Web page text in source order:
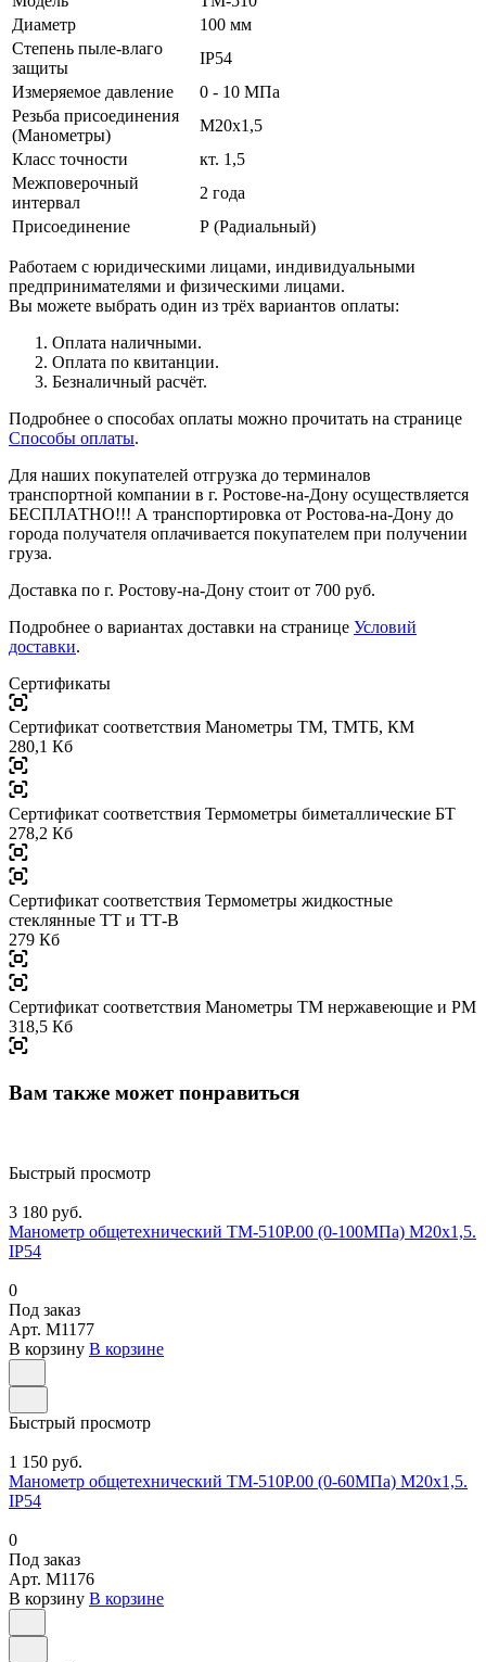
Диаметр
100 мм
Степень пыле-влаго
защиты
IP54
Измеряемое давление
0 - 10 МПа
Резьба присоединения
(Манометры)
М20х1,5
Класс точности
кт. 1,5
Межповерочный
интервал
2 года
Присоединение
Р (Радиальный)
Работаем с юридическими лицами, индивидуальными
предпринимателями и физическими лицами.
Вы можете выбрать один из трёх вариантов оплаты:
Оплата наличными.
Оплата по квитанции.
Безналичный расчёт.
Подробнее о способах оплаты можно прочитать на странице
Способы оплаты.
Для наших покупателей отгрузка до терминалов
транспортной компании в г. Ростове-на-Дону осуществляется
БЕСПЛАТНО!!! А транспортировка от Ростова-на-Дону до
города получателя оплачивается покупателем при получении
груза.
Доставка по г. Ростову-на-Дону стоит от 700 руб.
Подробнее о вариантах доставки на странице Условий
доставки.
Сертификаты
Сертификат соответствия Манометры ТМ, ТМТБ, КМ
280,1 Кб
Сертификат соответствия Термометры биметаллические БТ
278,2 Кб
Сертификат соответствия Термометры жидкостные
стеклянные ТТ и ТТ-В
279 Кб
Сертификат соответствия Манометры ТМ нержавеющие и РМ
318,5 Кб
Вам также может понравиться
Быстрый просмотр
3 180 руб.
Манометр общетехнический ТМ-510Р.00 (0-100МПа) М20х1,5.
IP54
0
Под заказ
Арт. M1177
В корзину В корзине
Быстрый просмотр
1 150 руб.
Манометр общетехнический ТМ-510Р.00 (0-60МПа) М20х1,5.
IP54
0
Под заказ
Арт. M1176
В корзину В корзине